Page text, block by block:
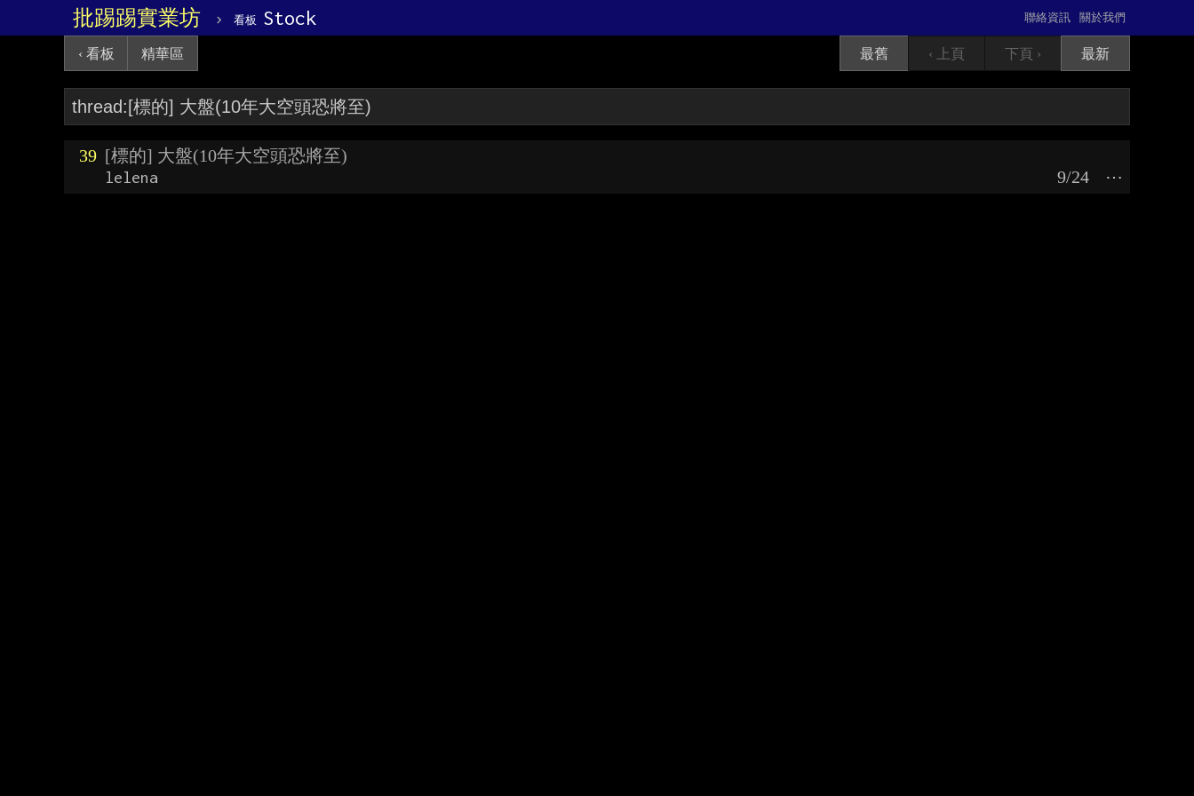
批踢踢實業坊 › 看板 Stock 關於我們
聯絡資訊
‹ 看板 精華區 最舊 ‹ 上頁 下頁 › 最新
39 [標的] 大盤(10年大空頭恐將至)
lelena ⋯
9/24